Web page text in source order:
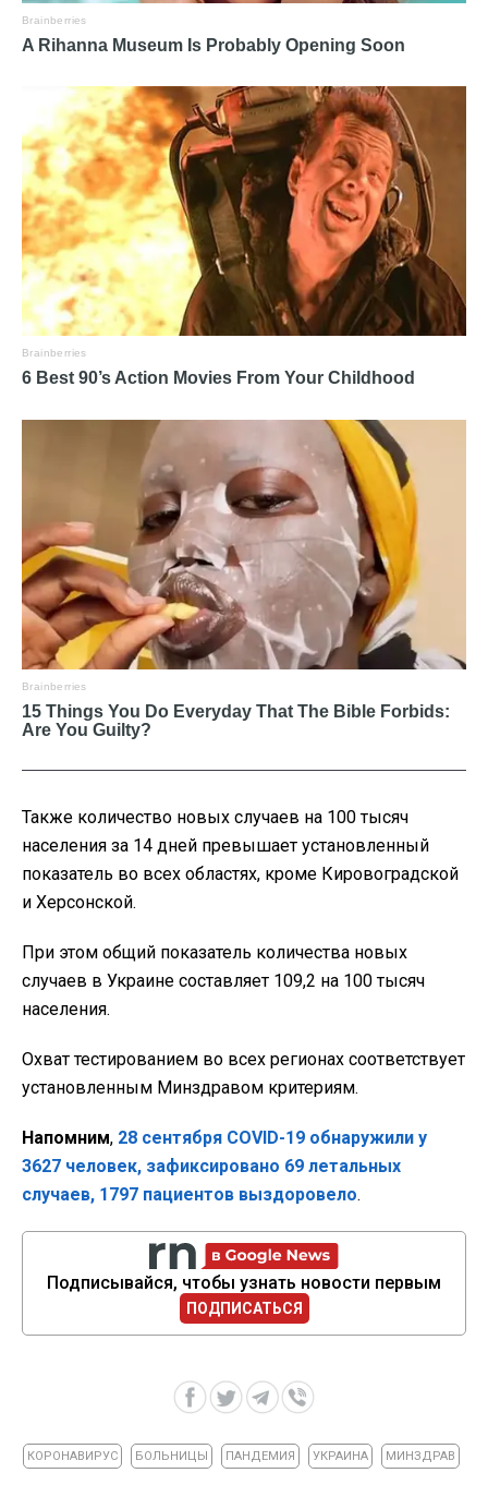
Также количество новых случаев на 100 тысяч
населения за 14 дней превышает установленный
показатель во всех областях, кроме Кировоградской
и Херсонской.
При этом общий показатель количества новых
случаев в Украине составляет 109,2 на 100 тысяч
населения.
Охват тестированием во всех регионах соответствует
установленным Минздравом критериям.
Напомним, 28 сентября COVID-19 обнаружили у
3627 человек, зафиксировано 69 летальных
случаев, 1797 пациентов выздоровело.
Подписывайся, чтобы узнать новости первым
ПОДПИСАТЬСЯ
КОРОНАВИРУС БОЛЬНИЦЫ ПАНДЕМИЯ УКРАИНА МИНЗДРАВ